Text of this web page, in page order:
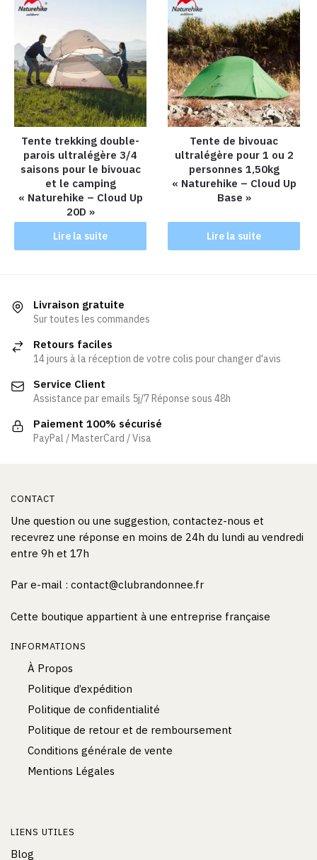
Tente trekking double-
parois ultralégère 3/4
saisons pour le bivouac
et le camping
« Naturehike – Cloud Up
20D »
Lire la suite
Tente de bivouac
ultralégère pour 1 ou 2
personnes 1,50kg
« Naturehike – Cloud Up
Base »
Lire la suite
Livraison gratuite
Sur toutes les commandes
Retours faciles
14 jours à la réception de votre colis pour changer d'avis
Service Client
Assistance par emails 5j/7 Réponse sous 48h
Paiement 100% sécurisé
PayPal / MasterCard / Visa
CONTACT
Une question ou une suggestion, contactez-nous et
recevrez une réponse en moins de 24h du lundi au vendredi
entre 9h et 17h
Par e-mail : contact@clubrandonnee.fr
Cette boutique appartient à une entreprise française
INFORMATIONS
À Propos
Politique d’expédition
Politique de confidentialité
Politique de retour et de remboursement
Conditions générale de vente
Mentions Légales
LIENS UTILES
Blog